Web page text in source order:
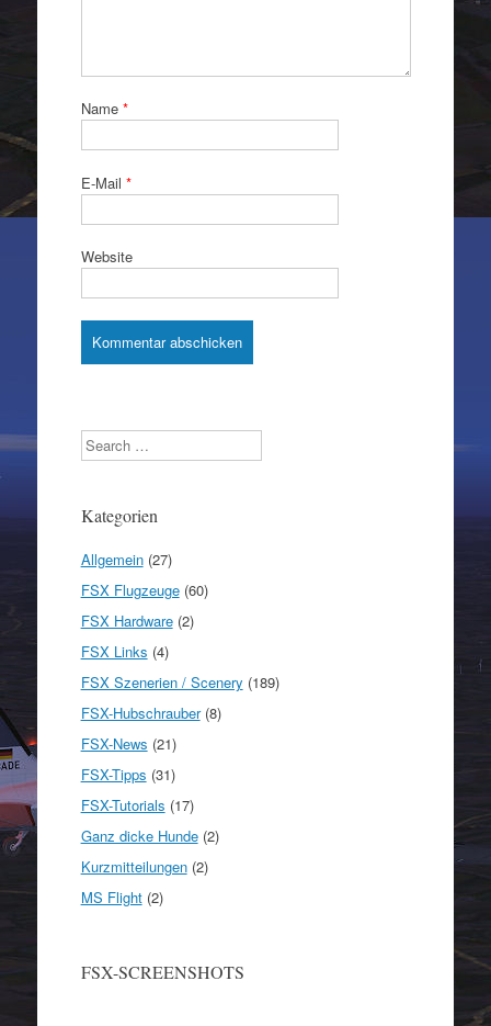
Name *
E-Mail *
Website
Search
Kategorien
Allgemein(27)
FSX Flugzeuge(60)
FSX Hardware(2)
FSX Links (4)
FSX Szenerien / Scenery (189)
FSX-Hubschrauber(8)
FSX-News (21)
FSX-Tipps (31)
FSX-Tutorials (17)
Ganz dicke Hunde(2)
Kurzmitteilungen(2)
MS Flight(2)
FSX-SCREENSHOTS